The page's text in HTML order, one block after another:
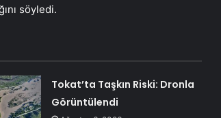
söyledi.
Tokat’ta Taşkın Riski: Dronla
Görüntülendi